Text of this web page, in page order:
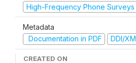
High-Frequency Phone Surveys
Metadata
Documentation in PDF
DDI/
CREATED ON